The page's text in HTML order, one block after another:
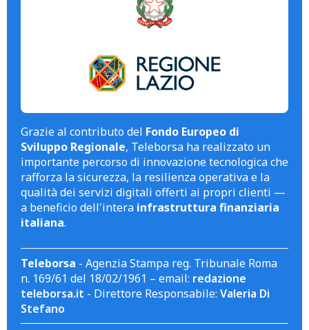
Grazie al contributo del Fondo Europeo di
Sviluppo Regionale, Teleborsa ha realizzato un
importante percorso di innovazione tecnologica che
rafforza la sicurezza, la resilienza operativa e la
qualità dei servizi digitali offerti ai propri clienti —
a beneficio dell'intera infrastruttura finanziaria
italiana.
Teleborsa - Agenzia Stampa reg. Tribunale Roma
n. 169/61 del 18/02/1961 – email: redazione
teleborsa.it - Direttore Responsabile: Valeria Di
Stefano